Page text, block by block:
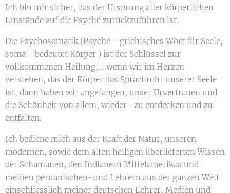
Ich bin mir sicher, das der Ursprung aller körperlichen
Umstände auf die Psyché zurückzuführen ist.
Die Psychosomatik (Psyché - grichisches Wort für Seele,
soma - bedeutet Körper ) ist der Schlüssel zur
vollkommenen Heilung,....wenn wir im Herzen
verstehen, das der Körper das Sprachrohr unserer Seele
ist, dann haben wir angefangen, unser Urvertrauen und
die Schönheit von allem, wieder- zu entdecken und zu
entfalten.
Ich bediene mich aus der Kraft der Natur, unseren
modernen, sowie dem alten heiligen überlieferten Wissen
der Schamanen, den Indianern Mittelamerikas und
meinen peruanischen-und Lehrern aus der ganzen Welt
einschliesslich meiner deutschen Lehrer, Medien und